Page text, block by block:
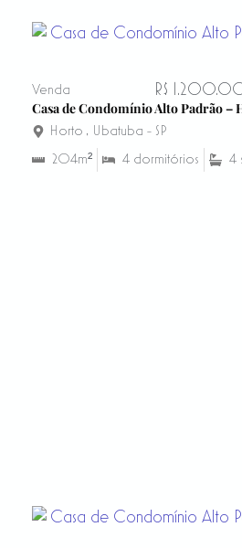
Venda
R$
Casa de Condomínio Alto Padrão –
Horto , Ubatuba - SP
204m²
4 dormitórios 4